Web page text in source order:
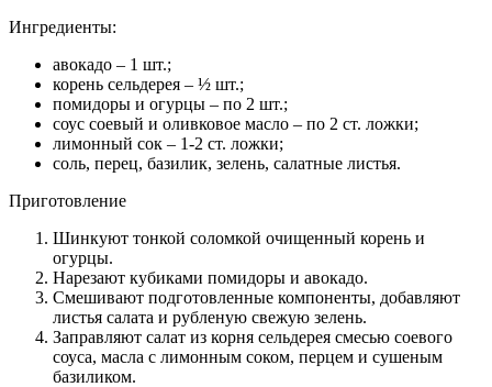
Ингредиенты:
авокадо – 1 шт.;
корень сельдерея – ½ шт.;
помидоры и огурцы – по 2 шт.;
соус соевый и оливковое масло – по 2 ст. ложки;
лимонный сок – 1-2 ст. ложки;
соль, перец, базилик, зелень, салатные листья.
Приготовление
Шинкуют тонкой соломкой очищенный корень и
огурцы.
Нарезают кубиками помидоры и авокадо.
Смешивают подготовленные компоненты, добавляют
листья салата и рубленую свежую зелень.
Заправляют салат из корня сельдерея смесью соевого
соуса, масла с лимонным соком, перцем и сушеным
базиликом.